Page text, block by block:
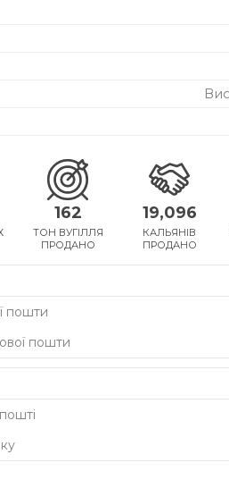
162
ТОН ВУГІЛЛЯ
ПРОДАНО
19,096
КАЛЬЯНІВ
ПРОДАНО
пошти
пошти